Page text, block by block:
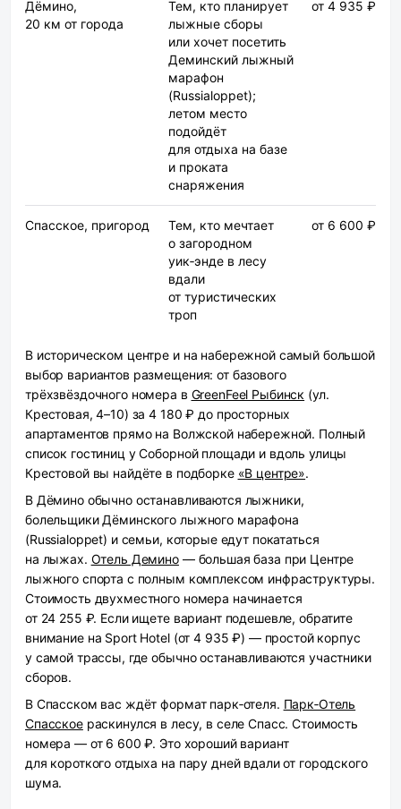
Дёмино,
20 км от города
Тем, кто планирует
лыжные сборы
или хочет посетить
Деминский лыжный
марафон
(Russialoppet);
летом место
подойдёт
для отдыха на базе
и проката
снаряжения
от 4 935 ₽
Спасское, пригород
Тем, кто мечтает
о загородном
уик‑энде в лесу
вдали
от туристических
троп
от 6 600 ₽
В историческом центре и на набережнойсамый большой
выбор вариантов размещения: от базового
трёхзвёздочного номера в GreenFeel Рыбинск (ул.
Крестовая, 4–10) за 4 180 ₽ до просторных
апартаментов прямо на Волжской набережной. Полный
список гостиниц у Соборной площади и вдоль улицы
Крестовой вы найдёте в подборке «В центре».
В Дёминообычно останавливаются лыжники,
болельщики Дёминского лыжного марафона
(Russialoppet) и семьи, которые едут покататься
на лыжах. Отель Демино— большая база при Центре
лыжного спорта с полным комплексом инфраструктуры.
Стоимость двухместного номера начинается
от 24 255 ₽. Если ищете вариант подешевле, обратите
внимание на Sport Hotel (от 4 935 ₽) — простой корпус
у самой трассы, где обычно останавливаются участники
сборов.
В Спасском вас ждёт формат парк‑отеля. Парк‑Отель
Спасскоераскинулся в лесу, в селе Спасс. Стоимость
номера — от 6 600 ₽. Это хороший вариант
для короткого отдыха на пару дней вдали от городского
шума.